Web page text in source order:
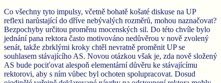
Co všechny tyto impulsy, včetně bohatě košaté diskuse na UP
reflexi narůstající do dříve nebývalých rozměrů, mohou naznačovat?
Bezpochyby určitou proměnu mocenských sil. Do této chvíle bylo
jednání pana rektora často motivováno nedůvěrou v nově zvolený
senát, takže zbrklými kroky chtěl nevratně proměnit UP se
souhlasem stávajícího AS. Novou otázkou však je, zda nově složený
AS bude pociťovat alespoň elementární důvěru ke stávajícímu
rektorovi, aby s ním vůbec byl ochoten spolupracovat. Dosud